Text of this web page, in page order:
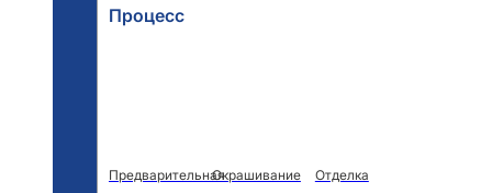
Процесс
ПредварительнаяОкрашивание Отделка